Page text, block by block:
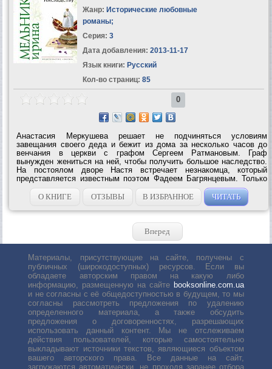
Жанр: Исторические любовные
романы;
Серия: 3
Дата добавления: 2013-11-17
Язык книги: Русский
Кол-во страниц: 85
0
Анастасия Меркушева решает не подчиняться условиям
завещания своего деда и бежит из дома за несколько часов до
венчания в цepкви с графом Сергеем Ратмановым. Граф
вынужден жениться на ней, чтобы получить большое наследство.
На постоялом дворе Настя встречает незнакомца, который
представляется известным поэтом Фадеем Багрянцевым. Только
ли желание оградить Настю от грядущих несчастий заставляет
поэта отправиться вслед за ней, а...
О КНИГЕ ОТЗЫВЫ В ИЗБРАННОЕ ЧИТАТЬ
Вперед
Материалы, присутствующие на сайте, получены с
публичных (широкодоступных) ресурсов. Если вы
обладаете авторским правом на какую либо
информацию, размещенную на сайте booksonline.com.ua
и не согласны с её общедоступностью в будущем, то мы
согласны рассмотреть предложения по удалению
определенного материала, а также обсудить
предложения о договоренностях, разрешающих
использовать данный контент. Мы не отслеживаем
действия пользователей, которые самостоятельно
выкладывают источники текстов, являющиеся объектом
вашего авторского права. Все данные на сайт,
загружаются автоматически, не проходя заранее отбора